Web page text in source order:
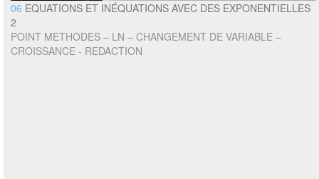
06 EQUATIONS ET INÉQUATIONS AVEC DES EXPONENTIELLES
2
POINT METHODES – LN – CHANGEMENT DE VARIABLE –
CROISSANCE - REDACTION